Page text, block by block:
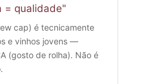
= qualidade"
cap) é tecnicamente
e vinhos jovens —
(gosto de rolha). Não é